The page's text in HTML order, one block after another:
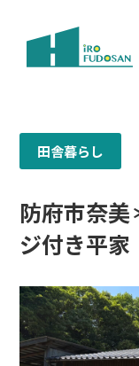
田舎暮らし
防府市奈
ジ付き平